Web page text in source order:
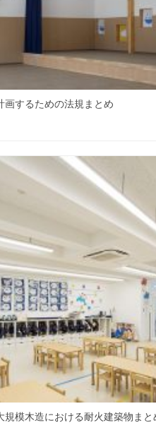
画するための法規まとめ
規模木造における耐火建築物まと